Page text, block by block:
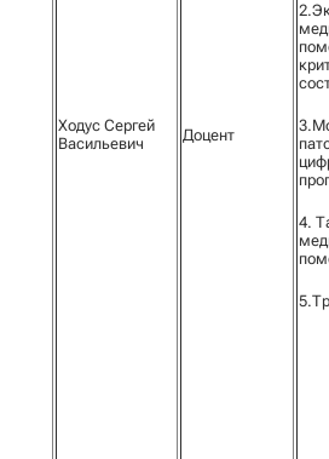
Ходус Сергей
Васильевич
Доцент
4.